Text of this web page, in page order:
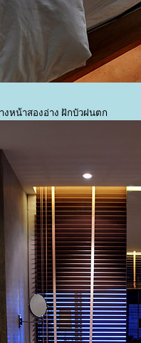
หน้าสองอ่าง ฝักบัวฝนตก